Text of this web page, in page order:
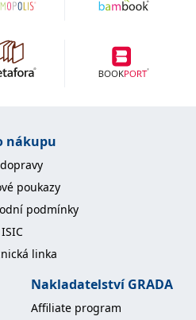
nákupu
poukazy
podmínky
linka
Nakladatelství GRADA
Affiliate program